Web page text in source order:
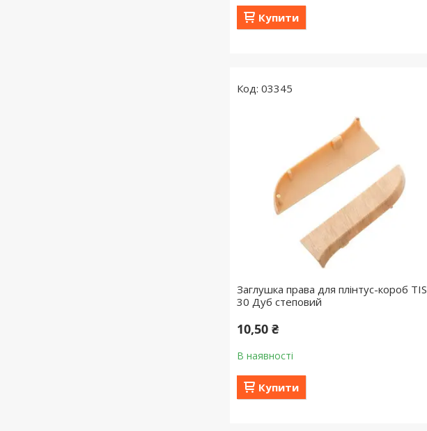
Купити
03345
Заглушка права для плінтус-короб TIS
30 Дуб степовий
10,50 ₴
В наявності
Купити